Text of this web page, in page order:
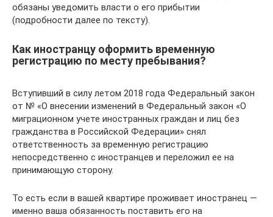
обязаны уведомить власти о его прибытии
(подробности далее по тексту).
Как иностранцу оформить временную
регистрацию по месту пребывания?
Вступивший в силу летом 2018 года Федеральный закон
от № «О внесении изменений в Федеральный закон «О
миграционном учете иностранных граждан и лиц без
гражданства в Российской Федерации» снял
ответственность за временную регистрацию
непосредственно с иностранцев и переложил ее на
принимающую сторону.
То есть если в вашей квартире проживает иностранец —
именно ваша обязанность поставить его на